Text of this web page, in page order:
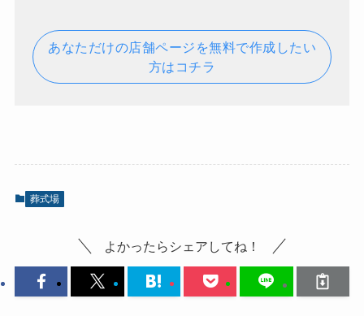
あなただけの店舗ページを無料で作成したい
方はコチラ
葬式場
よかったらシェアしてね！